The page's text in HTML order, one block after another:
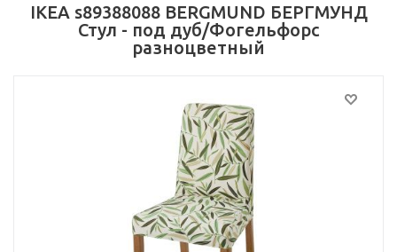
IKEA s89388088 BERGMUND БЕРГМУНД
Стул - под дуб/Фогельфорс
разноцветный